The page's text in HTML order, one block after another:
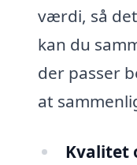
værdi, så
kan du
der passer
at
Kvalitet